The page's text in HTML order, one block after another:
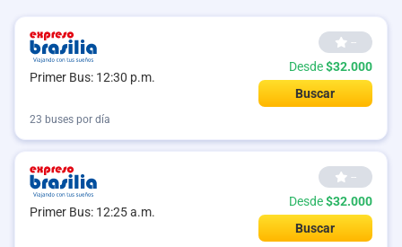
Primer Bus: 12:30 p.m.
--
Desde$32.000
Buscar
23 buses por día
Primer Bus: 12:25 a.m.
--
Desde$32.000
Buscar